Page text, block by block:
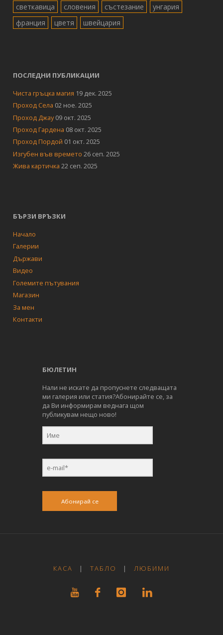
светкавица
словения състезание
унгария
франция
цветя швейцария
ПОСЛЕДНИ ПУБЛИКАЦИИ
Чиста гръцка магия 19 дек. 2025
Проход Села 02 ное. 2025
Проход Джау 09 окт. 2025
Проход Гардена 08 окт. 2025
Проход Пордой 01 окт. 2025
Изгубен във времето 26 сеп. 2025
Жива картичка 22 сеп. 2025
БЪРЗИ ВРЪЗКИ
Начало
Галерии
Държави
Видео
Големите пътувания
Магазин
За мен
Контакти
БЮЛЕТИН
Нали не искате да пропуснете следващата
ми галерия или статия?Абонирайте се, за
да Ви информирам веднага щом
публикувам нещо ново!
Абонирай се
КАСА | ТАБЛО | ЛЮБИМИ